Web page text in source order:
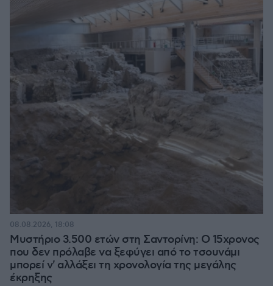
Μυστήριο 3.500 ετών στη Σαντορίνη: Ο 15χρονος
που δεν πρόλαβε να ξεφύγει από το τσουνάμι
μπορεί ν' αλλάξει τη χρονολογία της μεγάλης
έκρηξης
08.08.2026, 18:08